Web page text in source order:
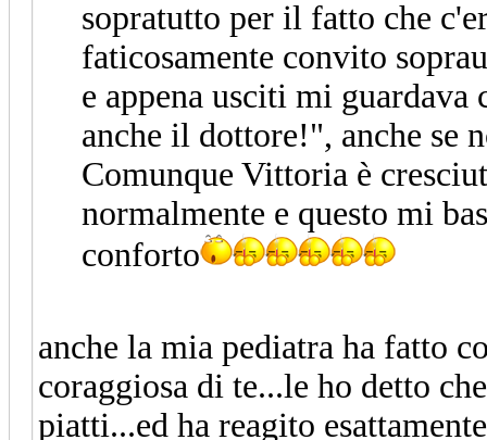
sopratutto per il fatto che
faticosamente convito
e appena usciti mi
anche il dottore!", anche se
Comunque Vittoria è
normalmente e questo mi
conforto
anche la mia pediatra ha fatto
coraggiosa di te...le ho detto
piatti...ed ha reagito